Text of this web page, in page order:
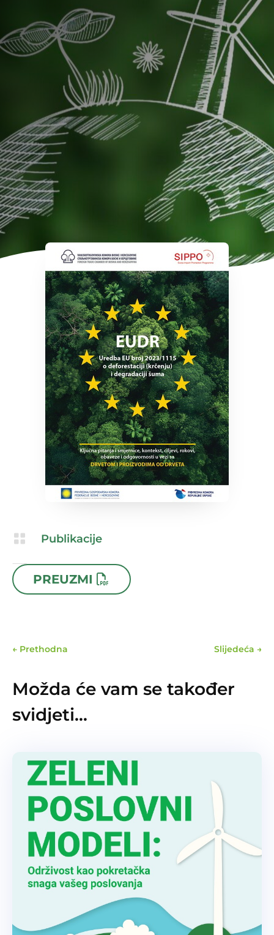
 Publikacije
 13.11.2025
PREUZMI
← Prethodna Slijedeća →
Možda će vam se također
svidjeti…